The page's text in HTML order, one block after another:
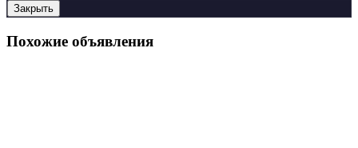
Закрыть
Похожие объявления